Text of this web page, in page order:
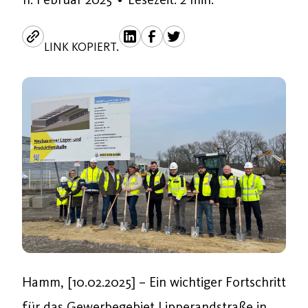
LINK KOPIERT.
Hamm, [10.02.2025] – Ein wichtiger Fortschritt